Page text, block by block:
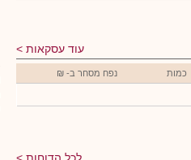
עוד עסקאות
כמות נפח מסחר ב- ₪